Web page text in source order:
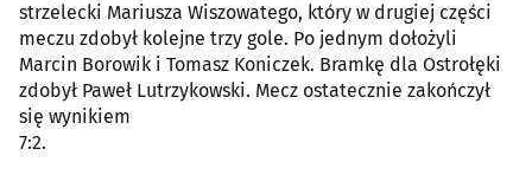
strzelecki Mariusza Wiszowatego, który w drugiej części
meczu zdobył kolejne trzy gole. Po jednym dołożyli
Marcin Borowik i Tomasz Koniczek. Bramkę dla Ostrołęki
zdobył Paweł Lutrzykowski. Mecz ostatecznie zakończył
się wynikiem
7:2.